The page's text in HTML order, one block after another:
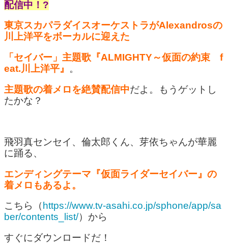
配信中！?
東京スカパラダイスオーケストラがAlexandrosの
川上洋平をボーカルに迎えた
「セイバー」主題歌『ALMIGHTY～仮面の約束 f
eat.川上洋平』 。
主題歌の着メロを絶賛配信中だよ。もうゲットし
たかな？
飛羽真センセイ、倫太郎くん、芽依ちゃんが華麗
に踊る、
エンディングテーマ『仮面ライダーセイバー』の
着メロもあるよ。
こちら（ https://www.tv-asahi.co.jp/sphone/app/sa
ber/contents_list/）から
すぐにダウンロードだ！